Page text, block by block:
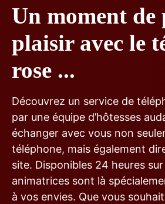
Un moment de
plaisir avec le
rose ...
Découvrez un service de
par une équipe d’hôtesses
échanger avec vous non
téléphone, mais également
site. Disponibles 24 heures
animatrices sont là
à vos envies. Que vous